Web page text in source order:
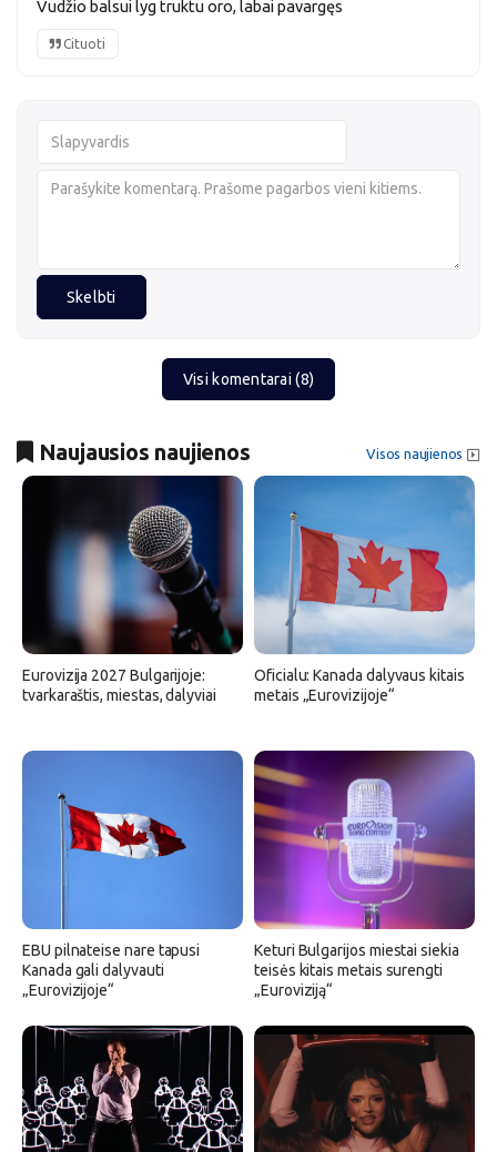
Vudžio balsui lyg truktu oro, labai pavargęs
Cituoti
Skelbti
Visi komentarai (8)
Naujausios naujienos Visos naujienos
Eurovizija 2027 Bulgarijoje:
tvarkaraštis, miestas, dalyviai
Oficialu: Kanada dalyvaus kitais
metais „Eurovizijoje“
EBU pilnateise nare tapusi
Kanada gali dalyvauti
„Eurovizijoje“
Keturi Bulgarijos miestai siekia
teisės kitais metais surengti
„Euroviziją“